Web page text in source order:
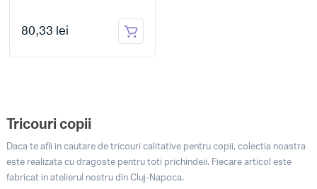
80,33 lei
Tricouri copii
Daca te afli in cautare de tricouri calitative pentru copii, colectia noastra
este realizata cu dragoste pentru toti prichindeii. Fiecare articol este
fabricat in atelierul nostru din Cluj-Napoca.